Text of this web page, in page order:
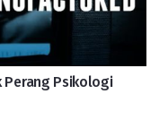
Perang Psikologi